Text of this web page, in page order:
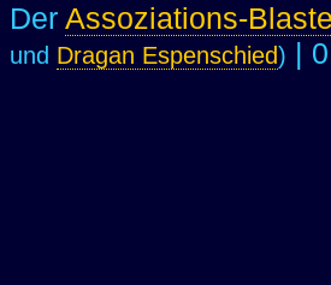
Der Assoziations-
und Dragan Espenschied) |